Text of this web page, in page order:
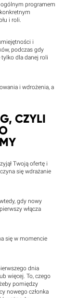
programem
i roli.
i
podczas gdy
dla danej roli
i wdrożenia, a
CZYLI
Twoją ofertę i
się wdrażanie
gdy nowy
włącza
się w momencie
dnia
więcej. To, czego
pomiędzy
nowego członka